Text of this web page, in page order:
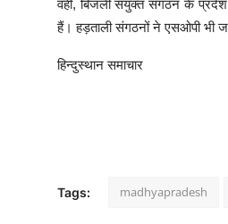
वहीं, बिजली संयुक्त संगठन के प्रदेश
हैं। हड़ताली संगठनों ने एसओपी भी
हिन्दुस्थान समाचार
Tags: madhyapradesh